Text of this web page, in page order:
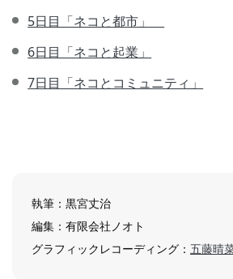
5日目「ネコと都市」
6日目「ネコと起業」
7日目「ネコとコミュニティ」
執筆：黒宮丈治
編集：有限会社ノオト
グラフィックレコーディング： 五藤晴